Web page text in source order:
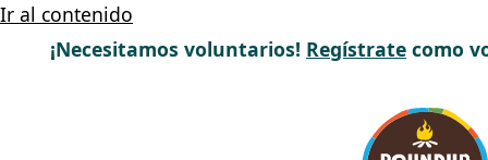
Ir al contenido
¡Necesitamos voluntarios! Regístrate como